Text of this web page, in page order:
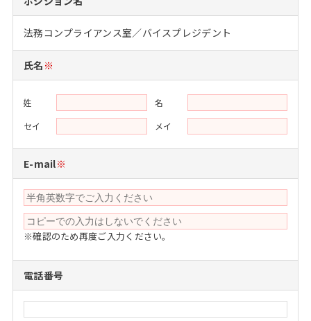
インターン受入企業一覧
MBAを生かす求人特集
年齢と年収の相関図
法務コンプライアンス室／バイスプレジデント
氏名 ※
姓
名
セイ
メイ
E-mail※
※確認のため再度ご入力ください。
電話番号